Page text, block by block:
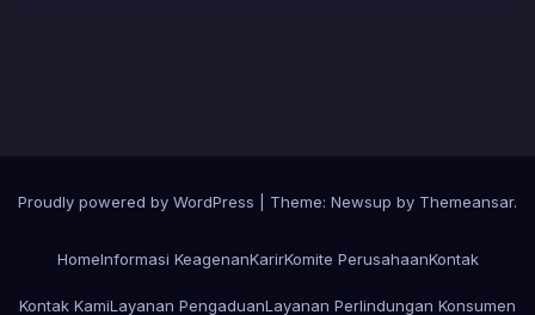
Proudly powered by WordPress Theme: Newsup by Themeansar.
HomeInformasi KeagenanKarirKomite PerusahaanKontak
Kontak KamiLayanan PengaduanLayanan Perlindungan Konsumen